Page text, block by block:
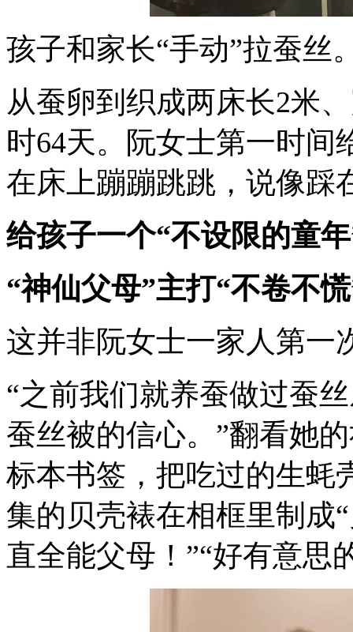
孩子和家长“手动”拉蚕丝
从蚕卵到织成两床长2米
时64天。阮女士第一时间
在床上蹦蹦跳跳，说像踩
给孩子一个“不设限的童
“神仙父母”主打“不卷不
这并非阮女士一家人第一
“之前我们就养蚕做过蚕
蚕丝被的信心。”翻看她
标本书签，把吃过的生蚝
集的贝壳裱在相框里制
直全能父母！”“好有意思